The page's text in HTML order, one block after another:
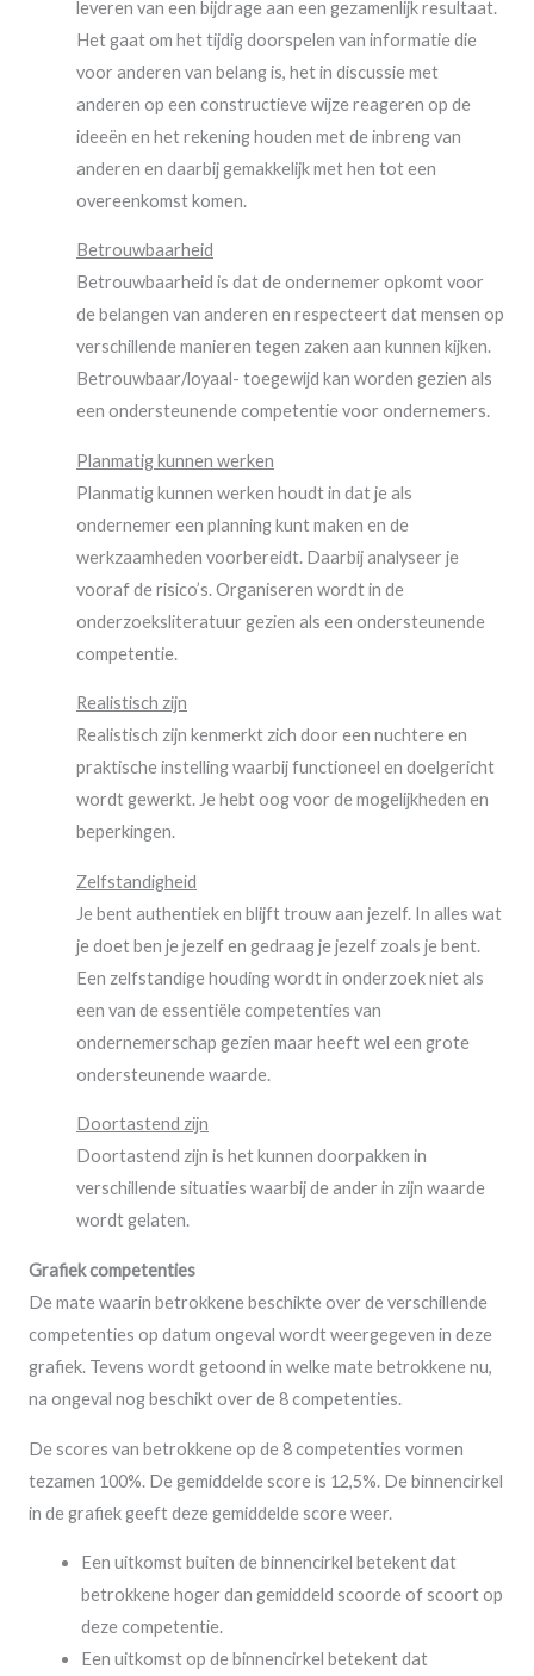
leveren van een bijdrage aan een gezamenlijk resultaat.
Het gaat om het tijdig doorspelen van informatie die
voor anderen van belang is, het in discussie met
anderen op een constructieve wijze reageren op de
ideeën en het rekening houden met de inbreng van
anderen en daarbij gemakkelijk met hen tot een
overeenkomst komen.
Betrouwbaarheid
Betrouwbaarheid is dat de ondernemer opkomt voor
de belangen van anderen en respecteert dat mensen op
verschillende manieren tegen zaken aan kunnen kijken.
Betrouwbaar/loyaal- toegewijd kan worden gezien als
een ondersteunende competentie voor ondernemers.
Planmatig kunnen werken
Planmatig kunnen werken houdt in dat je als
ondernemer een planning kunt maken en de
werkzaamheden voorbereidt. Daarbij analyseer je
vooraf de risico’s. Organiseren wordt in de
onderzoeksliteratuur gezien als een ondersteunende
competentie.
Realistisch zijn
Realistisch zijn kenmerkt zich door een nuchtere en
praktische instelling waarbij functioneel en doelgericht
wordt gewerkt. Je hebt oog voor de mogelijkheden en
beperkingen.
Zelfstandigheid
Je bent authentiek en blijft trouw aan jezelf. In alles wat
je doet ben je jezelf en gedraag je jezelf zoals je bent.
Een zelfstandige houding wordt in onderzoek niet als
een van de essentiële competenties van
ondernemerschap gezien maar heeft wel een grote
ondersteunende waarde.
Doortastend zijn
Doortastend zijn is het kunnen doorpakken in
verschillende situaties waarbij de ander in zijn waarde
wordt gelaten.
Grafiek competenties
De mate waarin betrokkene beschikte over de verschillende
competenties op datum ongeval wordt weergegeven in deze
grafiek. Tevens wordt getoond in welke mate betrokkene nu,
na ongeval nog beschikt over de 8 competenties.
De scores van betrokkene op de 8 competenties vormen
tezamen 100%. De gemiddelde score is 12,5%. De binnencirkel
in de grafiek geeft deze gemiddelde score weer.
Een uitkomst buiten de binnencirkel betekent dat
betrokkene hoger dan gemiddeld scoorde of scoort op
deze competentie.
Een uitkomst op de binnencirkel betekent dat